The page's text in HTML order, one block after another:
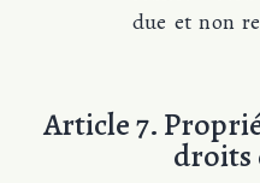
due et non
Article 7.
droits